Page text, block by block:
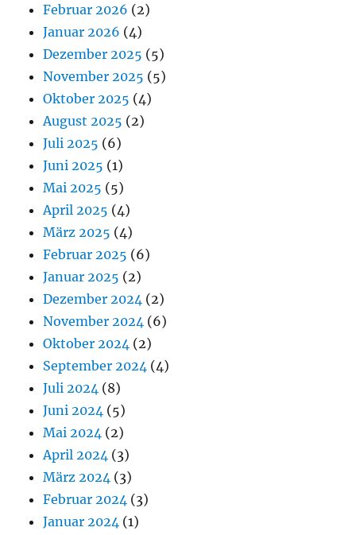
Februar 2026 (2)
Januar 2026 (4)
Dezember 2025 (5)
November 2025 (5)
Oktober 2025 (4)
August 2025 (2)
Juli 2025 (6)
Juni 2025 (1)
Mai 2025 (5)
April 2025 (4)
März 2025 (4)
Februar 2025 (6)
Januar 2025 (2)
Dezember 2024 (2)
November 2024 (6)
Oktober 2024 (2)
September 2024 (4)
Juli 2024 (8)
Juni 2024 (5)
Mai 2024 (2)
April 2024 (3)
März 2024 (3)
Februar 2024 (3)
Januar 2024 (1)